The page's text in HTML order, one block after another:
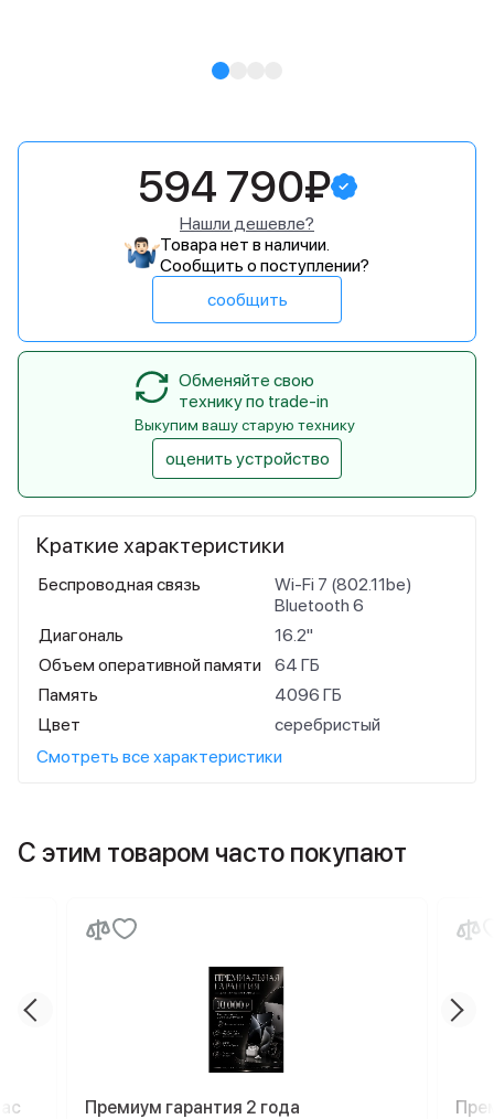
Краткие характеристики
Беспроводная связь
Wi-Fi 7 (802.11be)
Bluetooth 6
Диагональ
16.2"
Объем оперативной памяти
64 ГБ
Память
4096 ГБ
Цвет
серебристый
Смотреть все характеристики
594 790₽
Нашли дешевле?
Товара нет в наличии.
Сообщить о поступлении?
сообщить
Обменяйте свою
технику по trade-in
Выкупим вашу старую технику
оценить устройство
С этим товаром часто покупают
Премиум гарантия 2 года